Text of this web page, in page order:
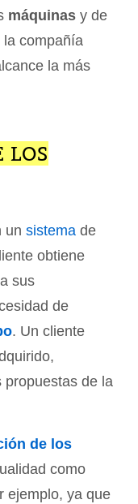
máquinas y de
la compañía
la más
LOS
un sistema de
obtiene
sus
de
. Un cliente
propuestas de la
de los
como
ejemplo, ya que